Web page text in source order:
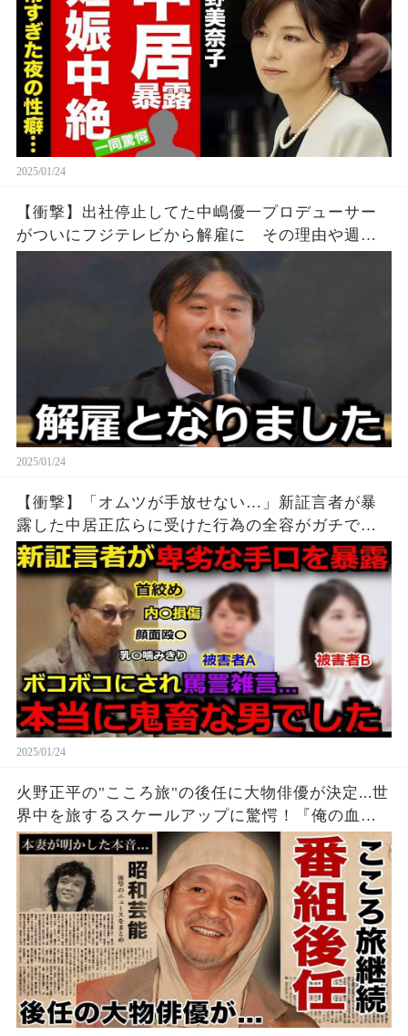
2025/01/24
【衝撃】出社停止してた中嶋優一プロデューサー
がついにフジテレビから解雇に その理由や週刊
新潮や文春砲が報じた中居正広との悪事がガチで
ヤバすぎる… 現在の姿に一同騒然【渡邊渚 バッ
2025/01/24
【衝撃】「オムツが手放せない…」新証言者が暴
露した中居正広らに受けた行為の全容がガチでヤ
バすぎる...女子アナやレコード会社女性社員にも手
を出しまくる中居と中嶋Pの悪行の詳細に言葉を失
2025/01/24
火野正平の"こころ旅"の後任に大物俳優が決定...世
界中を旅するスケールアップに驚愕！『俺の血は
他人の血』でも有名な俳優の本妻が死後明かした
本音...晩年の入院中に支えた人物に言葉を失う！